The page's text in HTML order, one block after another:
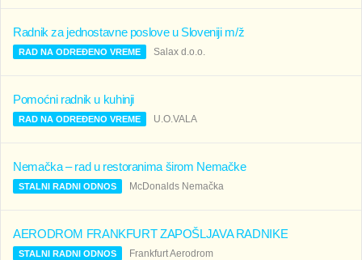
Radnik za jednostavne poslove u Sloveniji m/ž
RAD NA ODREĐENO VREME Salax d.o.o.
Pomoćni radnik u kuhinji
RAD NA ODREĐENO VREME U.O.VALA
Nemačka – rad u restoranima širom Nemačke
STALNI RADNI ODNOS McDonalds Nemačka
AERODROM FRANKFURT ZAPOŠLJAVA RADNIKE
STALNI RADNI ODNOS Frankfurt Aerodrom